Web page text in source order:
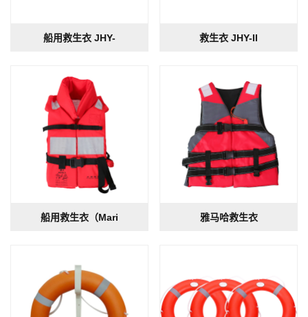
船用救生衣 JHY- 救生衣 JHY-II
船用救生衣（Mari 雅马哈救生衣